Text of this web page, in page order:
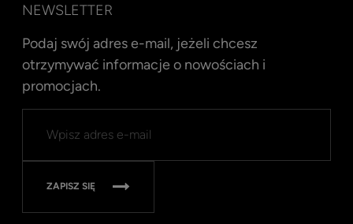
NEWSLETTER
Podaj swój adres e-mail, jeżeli chcesz
otrzymywać informacje o nowościach i
promocjach.
ZAPISZ SIĘ